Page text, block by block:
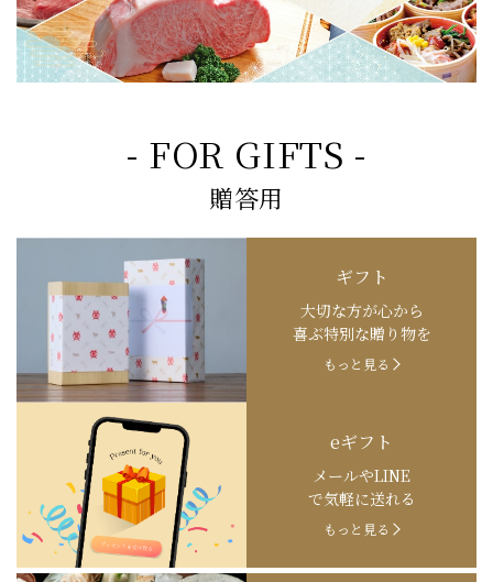
- FOR GIFTS -
贈答用
ギフト
大切な方が心から
喜ぶ特別な贈り物を
もっと見る
eギフト
メールやLINE
で気軽に送れる
もっと見る